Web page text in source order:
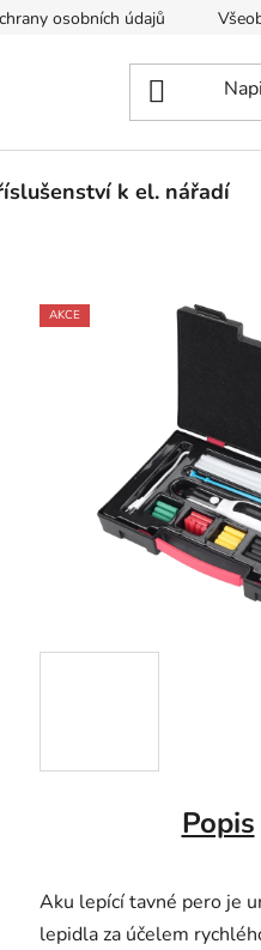
osobních údajů
k el. nářadí
AKCE
Popis
Aku lepící tavné pero je
lepidla za účelem